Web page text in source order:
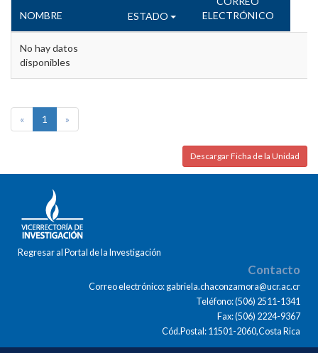
NOMBRE ESTADO
ELECTRÓNICO
No hay datos
disponibles
« 1 »
Descargar Ficha de la Unidad
Regresar al Portal de la Investigación
Contacto
Correo electrónico: gabriela.chaconzamora@ucr.ac.cr
Teléfono: (506) 2511-1341
Fax: (506) 2224-9367
Cód.Postal: 11501-2060,Costa Rica